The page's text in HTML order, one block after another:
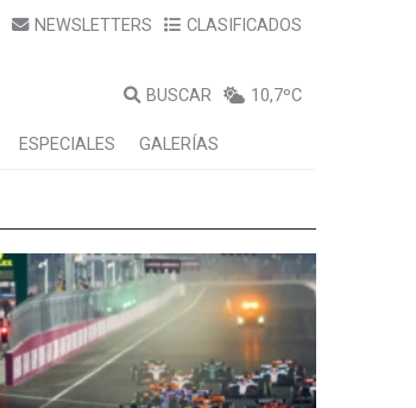
NEWSLETTERS CLASIFICADOS
BUSCAR 10,7ºC
ESPECIALES GALERÍAS